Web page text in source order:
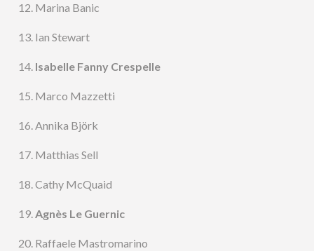
12. Marina Banic
13. Ian Stewart
14. Isabelle Fanny Crespelle
15. Marco Mazzetti
16. Annika Björk
17. Matthias Sell
18. Cathy McQuaid
19.Agnès Le Guernic
20. Raffaele Mastromarino